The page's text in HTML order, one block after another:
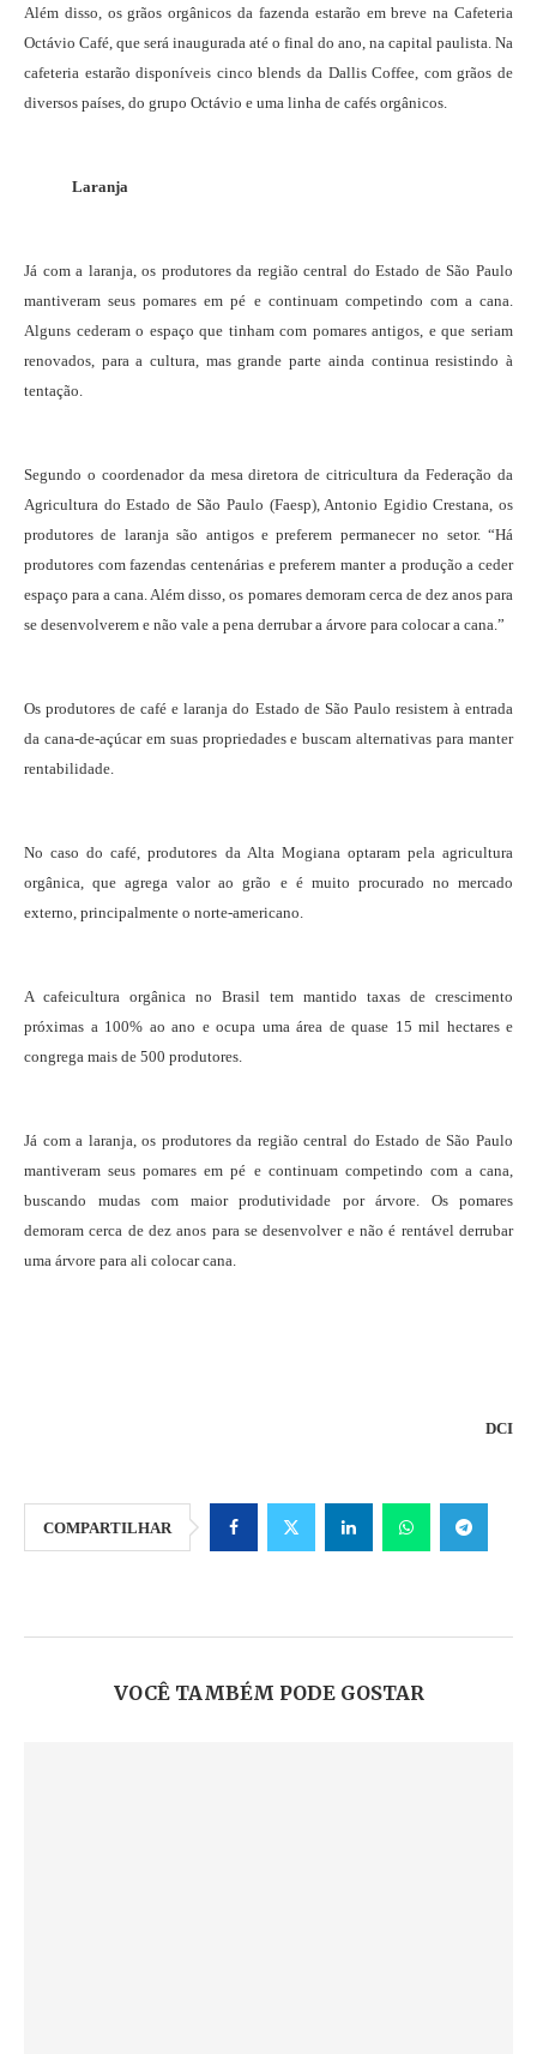
Além disso, os grãos orgânicos da fazenda estarão em breve na Cafeteria
Octávio Café, que será inaugurada até o final do ano, na capital paulista. Na
cafeteria estarão disponíveis cinco blends da Dallis Coffee, com grãos de
diversos países, do grupo Octávio e uma linha de cafés orgânicos.
Laranja
Já com a laranja, os produtores da região central do Estado de São Paulo
mantiveram seus pomares em pé e continuam competindo com a cana.
Alguns cederam o espaço que tinham com pomares antigos, e que seriam
renovados, para a cultura, mas grande parte ainda continua resistindo à
tentação.
Segundo o coordenador da mesa diretora de citricultura da Federação da
Agricultura do Estado de São Paulo (Faesp), Antonio Egidio Crestana, os
produtores de laranja são antigos e preferem permanecer no setor. “Há
produtores com fazendas centenárias e preferem manter a produção a ceder
espaço para a cana. Além disso, os pomares demoram cerca de dez anos para
se desenvolverem e não vale a pena derrubar a árvore para colocar a cana.”
Os produtores de café e laranja do Estado de São Paulo resistem à entrada
da cana-de-açúcar em suas propriedades e buscam alternativas para manter
rentabilidade.
No caso do café, produtores da Alta Mogiana optaram pela agricultura
orgânica, que agrega valor ao grão e é muito procurado no mercado
externo, principalmente o norte-americano.
A cafeicultura orgânica no Brasil tem mantido taxas de crescimento
próximas a 100% ao ano e ocupa uma área de quase 15 mil hectares e
congrega mais de 500 produtores.
Já com a laranja, os produtores da região central do Estado de São Paulo
mantiveram seus pomares em pé e continuam competindo com a cana,
buscando mudas com maior produtividade por árvore. Os pomares
demoram cerca de dez anos para se desenvolver e não é rentável derrubar
uma árvore para ali colocar cana.
DCI
COMPARTILHAR
VOCÊ TAMBÉM PODE GOSTAR